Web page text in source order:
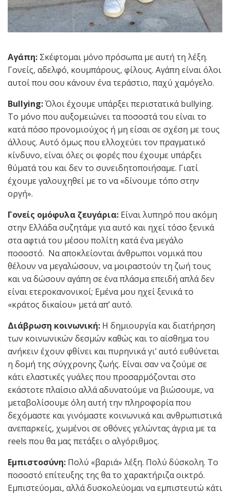
Αγάπη: Σκέφτομαι μόνο πρόσωπα με αυτή τη λέξη.
Γονείς, αδελφό, κουμπάρους, φίλους. Αγάπη είναι όλοι
αυτοί που σου κάνουν ένα τεράστιο, παχύ χαμόγελο.
Bullying:Όλοι έχουμε υπάρξει περιστατικά bullying.
Το μόνο που αυξομειώνει τα ποσοστά του είναι το
κατά πόσο προνομιούχος ή μη είσαι σε σχέση με τους
άλλους. Αυτό όμως που ελλοχεύει τον πραγματικό
κίνδυνο, είναι όλες οι φορές που έχουμε υπάρξει
θύματά του και δεν το συνειδητοποιήσαμε. Γιατί
έχουμε γαλουχηθεί με το να «δίνουμε τόπο στην
οργή».
Γονείς ομόφυλα ζευγάρια: Είναι λυπηρό που ακόμη
στην Ελλάδα συζητάμε για αυτό και ηχεί τόσο ξενικά
στα αφτιά του μέσου πολίτη κατά ένα μεγάλο
ποσοστό. Να αποκλείονται άνθρωποι νομικά που
θέλουν να μεγαλώσουν, να μοιραστούν τη ζωή τους
και να δώσουν αγάπη σε ένα πλάσμα επειδή απλά δεν
είναι ετεροκανονικοί; Εμένα μου ηχεί ξενικά το
«κράτος δικαίου» μετά απ’ αυτό.
Διάβρωση κοινωνική: Η δημιουργία και διατήρηση
των κοινωνικών δεσμών καθώς και το αίσθημα του
ανήκειν έχουν φθίνει και πυρηνικά γι’ αυτό ευθύνεται
η δομή της σύγχρονης ζωής. Είναι σαν να ζούμε σε
κάτι ελαστικές γυάλες που προσαρμόζονται στο
εκάστοτε πλαίσιο αλλά αδυνατούμε να βιώσουμε, να
μεταβολίσουμε όλη αυτή την πληροφορία που
δεχόμαστε και γινόμαστε κοινωνικά και ανθρωπιστικά
ανεπαρκείς, χωμένοι σε οθόνες γελώντας άγρια με τα
reels που θα μας πετάξει ο αλγόριθμος.
Εμπιστοσύνη: Πολύ «βαριά» λέξη. Πολύ δύσκολη. Το
ποσοστό επίτευξης της θα το χαρακτήριζα οικτρό.
Εμπιστεύομαι, αλλά δυσκολεύομαι να εμπιστευτώ κάτι